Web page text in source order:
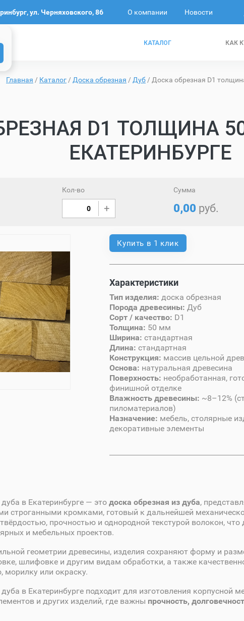
КАТАЛОГ КАК
ул. Черняховского, 86 О компании Новости
Главная / Каталог / Доска обрезная / Дуб / Доска обрезная D1
D1 ТОЛЩИНА
ЕКАТЕРИНБУРГЕ
Кол-во Сумма
0,00 руб.
Купить в 1 клик
Характеристики
Тип изделия: доска обрезная
Порода древесины: Дуб
Сорт / качество: D1
Толщина: 50 мм
Ширина: стандартная
Длина: стандартная
Конструкция: массив цельной
Основа: натуральная древесина
Поверхность: необработанная,
финишной отделке
Влажность древесины: ~8–12%
пиломатериалов)
Назначение: мебель, столярные
декоративные элементы
в Екатеринбурге — это доска обрезная из дуба,
строганными кромками, готовый к дальнейшей
прочностью и однородной текстурой волокон, что
и мебельных проектов.
геометрии древесины, изделия сохраняют форму и
шлифовке и другим видам обработки, а также
или окраску.
в Екатеринбурге подходит для изготовления корпусной
и других изделий, где важны прочность,